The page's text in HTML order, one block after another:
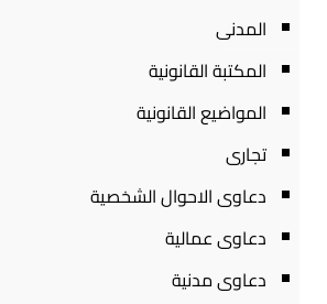
المدنى
المكتبة القانونية
المواضيع القانونية
تجارى
دعاوى الاحوال الشخصية
دعاوى عمالية
دعاوى مدنية